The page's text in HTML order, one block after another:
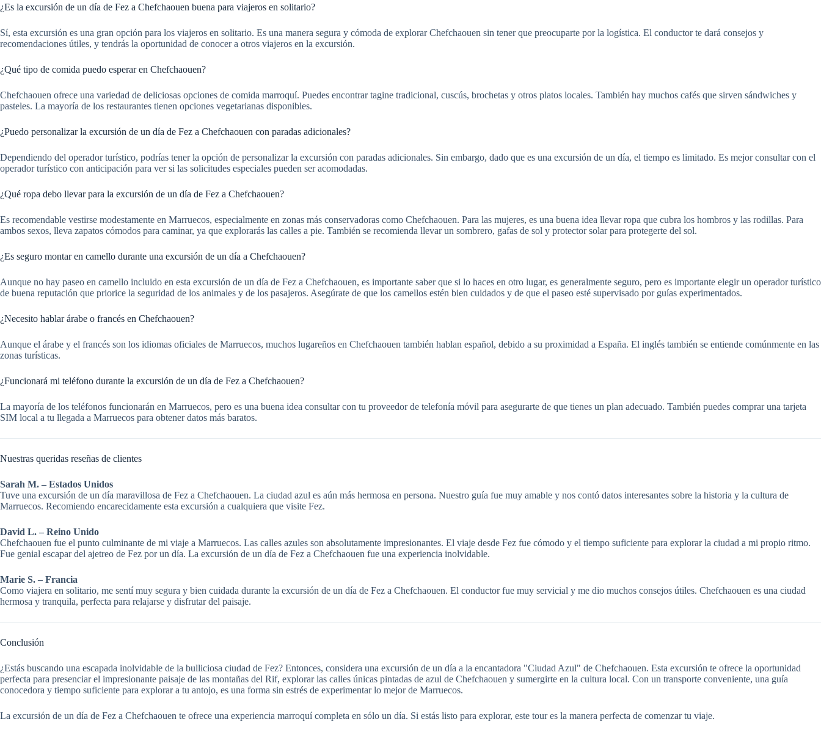
¿Es la excursión de un día de Fez a Chefchaouen buena para viajeros en solitario?
Sí, esta excursión es una gran opción para los viajeros en solitario. Es una manera segura y cómoda de explorar Chefchaouen sin tener que preocuparte por la logística. El conductor te dará consejos y
recomendaciones útiles, y tendrás la oportunidad de conocer a otros viajeros en la excursión.
¿Qué tipo de comida puedo esperar en Chefchaouen?
Chefchaouen ofrece una variedad de deliciosas opciones de comida marroquí. Puedes encontrar tagine tradicional, cuscús, brochetas y otros platos locales. También hay muchos cafés que sirven sándwiches y
pasteles. La mayoría de los restaurantes tienen opciones vegetarianas disponibles.
¿Puedo personalizar la excursión de un día de Fez a Chefchaouen con paradas adicionales?
Dependiendo del operador turístico, podrías tener la opción de personalizar la excursión con paradas adicionales. Sin embargo, dado que es una excursión de un día, el tiempo es limitado. Es mejor consultar con el
operador turístico con anticipación para ver si las solicitudes especiales pueden ser acomodadas.
¿Qué ropa debo llevar para la excursión de un día de Fez a Chefchaouen?
Es recomendable vestirse modestamente en Marruecos, especialmente en zonas más conservadoras como Chefchaouen. Para las mujeres, es una buena idea llevar ropa que cubra los hombros y las rodillas. Para
ambos sexos, lleva zapatos cómodos para caminar, ya que explorarás las calles a pie. También se recomienda llevar un sombrero, gafas de sol y protector solar para protegerte del sol.
¿Es seguro montar en camello durante una excursión de un día a Chefchaouen?
Aunque no hay paseo en camello incluido en esta excursión de un día de Fez a Chefchaouen, es importante saber que si lo haces en otro lugar, es generalmente seguro, pero es importante elegir un operador turístico
de buena reputación que priorice la seguridad de los animales y de los pasajeros. Asegúrate de que los camellos estén bien cuidados y de que el paseo esté supervisado por guías experimentados.
¿Necesito hablar árabe o francés en Chefchaouen?
Aunque el árabe y el francés son los idiomas oficiales de Marruecos, muchos lugareños en Chefchaouen también hablan español, debido a su proximidad a España. El inglés también se entiende comúnmente en las
zonas turísticas.
¿Funcionará mi teléfono durante la excursión de un día de Fez a Chefchaouen?
La mayoría de los teléfonos funcionarán en Marruecos, pero es una buena idea consultar con tu proveedor de telefonía móvil para asegurarte de que tienes un plan adecuado. También puedes comprar una tarjeta
SIM local a tu llegada a Marruecos para obtener datos más baratos.
Nuestras queridas reseñas de clientes
Sarah M. – Estados Unidos
Tuve una excursión de un día maravillosa de Fez a Chefchaouen. La ciudad azul es aún más hermosa en persona. Nuestro guía fue muy amable y nos contó datos interesantes sobre la historia y la cultura de
Marruecos. Recomiendo encarecidamente esta excursión a cualquiera que visite Fez.
David L. – Reino Unido
Chefchaouen fue el punto culminante de mi viaje a Marruecos. Las calles azules son absolutamente impresionantes. El viaje desde Fez fue cómodo y el tiempo suficiente para explorar la ciudad a mi propio ritmo.
Fue genial escapar del ajetreo de Fez por un día. La excursión de un día de Fez a Chefchaouen fue una experiencia inolvidable.
Marie S. – Francia
Como viajera en solitario, me sentí muy segura y bien cuidada durante la excursión de un día de Fez a Chefchaouen. El conductor fue muy servicial y me dio muchos consejos útiles. Chefchaouen es una ciudad
hermosa y tranquila, perfecta para relajarse y disfrutar del paisaje.
Conclusión
¿Estás buscando una escapada inolvidable de la bulliciosa ciudad de Fez? Entonces, considera una excursión de un día a la encantadora "Ciudad Azul" de Chefchaouen. Esta excursión te ofrece la oportunidad
perfecta para presenciar el impresionante paisaje de las montañas del Rif, explorar las calles únicas pintadas de azul de Chefchaouen y sumergirte en la cultura local. Con un transporte conveniente, una guía
conocedora y tiempo suficiente para explorar a tu antojo, es una forma sin estrés de experimentar lo mejor de Marruecos.
La excursión de un día de Fez a Chefchaouen te ofrece una experiencia marroquí completa en sólo un día. Si estás listo para explorar, este tour es la manera perfecta de comenzar tu viaje.